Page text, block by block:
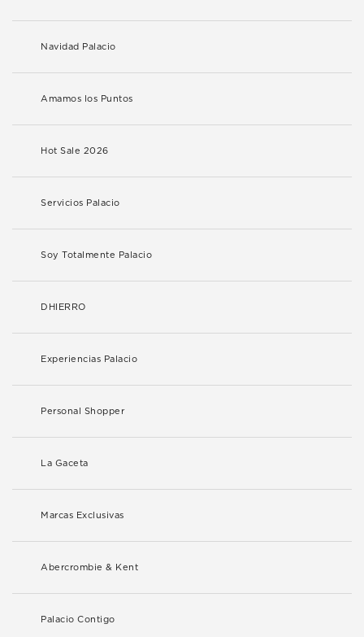
Navidad Palacio
Amamos los Puntos
Hot Sale 2026
Servicios Palacio
Soy Totalmente Palacio
DHIERRO
Experiencias Palacio
Personal Shopper
La Gaceta
Marcas Exclusivas
Abercrombie & Kent
Palacio Contigo